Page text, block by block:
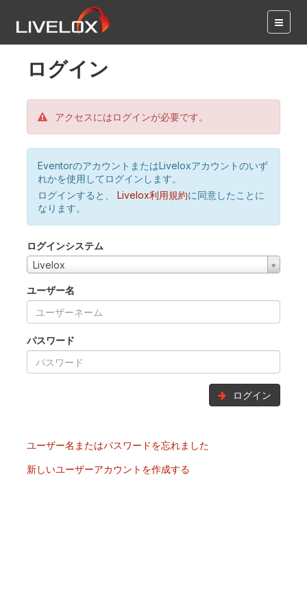
ログイン
アクセスにはログインが必要です。
EventorのアカウントまたはLiveloxアカウントのいず
れかを使用してログインします。
ログインすると、
Livelox利用規約に同意したことに
なります。
ログインシステム
Livelox
ユーザー名
パスワード
ログイン
ユーザー名またはパスワードを忘れました
新しいユーザーアカウントを作成する